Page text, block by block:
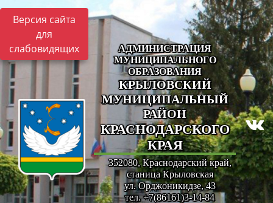
Версия сайта
для
слабовидящих
АДМИНИСТРАЦИЯ
МУНИЦИПАЛЬНОГО
ОБРАЗОВАНИЯ
КРЫЛОВСКИЙ
МУНИЦИПАЛЬНЫЙ
РАЙОН
КРАСНОДАРСКОГО
КРАЯ
352080, Краснодарский край,
станица Крыловская
ул. Орджоникидзе, 43
тел. +7(86161)3-14-84